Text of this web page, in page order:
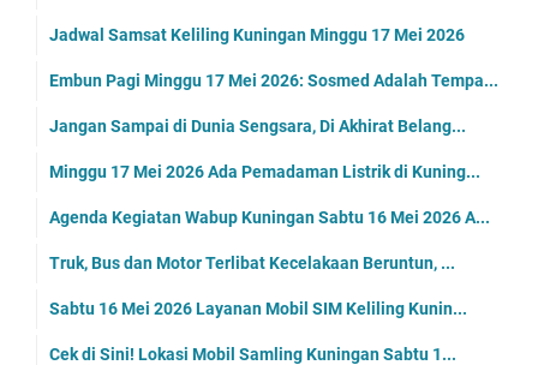
Jadwal Samsat Keliling Kuningan Minggu 17 Mei 2026
Embun Pagi Minggu 17 Mei 2026: Sosmed Adalah Tempa...
Jangan Sampai di Dunia Sengsara, Di Akhirat Belang...
Minggu 17 Mei 2026 Ada Pemadaman Listrik di Kuning...
Agenda Kegiatan Wabup Kuningan Sabtu 16 Mei 2026 A...
Truk, Bus dan Motor Terlibat Kecelakaan Beruntun, ...
Sabtu 16 Mei 2026 Layanan Mobil SIM Keliling Kunin...
Cek di Sini! Lokasi Mobil Samling Kuningan Sabtu 1...